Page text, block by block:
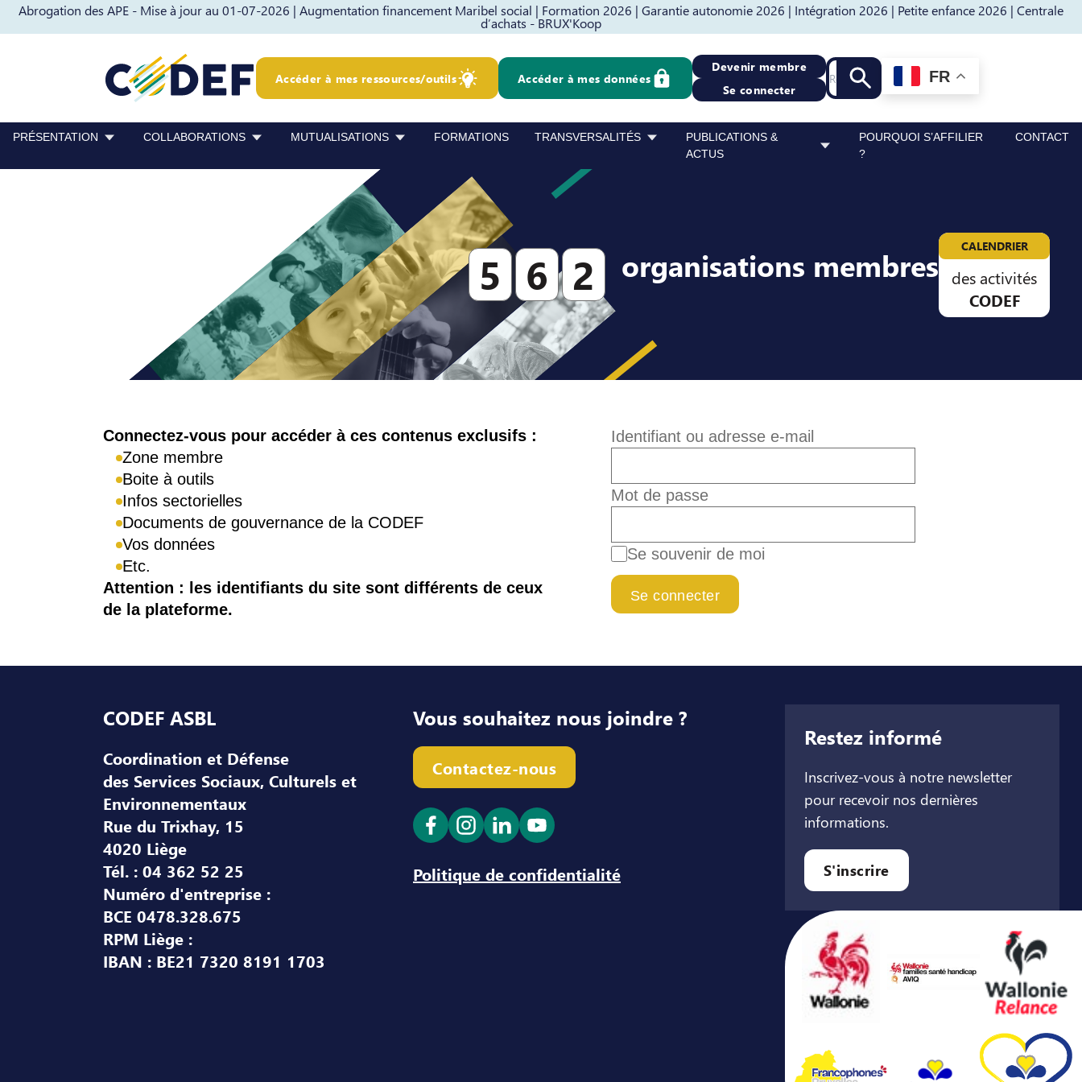
Abrogation des APE - Mise à jour au 01-07-2026 | Augmentation financement Maribel social | Formation 2026 | Garantie autonomie 2026 | Intégration 2026 | Petite enfance 2026 | Centrale
d’achats - BRUX'Koop
Passer au contenu Passer au pied de page
Accéder à mes ressources/outils Accéder à mes données
Devenir membre
Se connecter
Recherche
Lancer la recherche
FR
PRÉSENTATION COLLABORATIONS MUTUALISATIONS FORMATIONS TRANSVERSALITÉS
PUBLICATIONS &
ACTUS
POURQUOI S’AFFILIER
?
CONTACT
5 6 2 organisations membres CALENDRIER
des activités
CODEF
Connexion
Connectez-vous pour accéder à ces contenus exclusifs :
Zone membre
Boite à outils
Infos sectorielles
Documents de gouvernance de la CODEF
Vos données
Etc.
Attention : les identifiants du site sont différents de ceux
de la plateforme.
Identifiant ou adresse e-mail
Mot de passe
Se souvenir de moi
Pied de page
CODEF ASBL
Coordination et Défense
des Services Sociaux, Culturels et
Environnementaux
Rue du Trixhay, 15
4020 Liège
Tél. : 04 362 52 25
Numéro d'entreprise :
BCE 0478.328.675
RPM Liège :
IBAN : BE21 7320 8191 1703
Vous souhaitez nous joindre ?
Contactez-nous
Ouvrir le lien dans un nouvel onglet
Ouvrir le lien dans un nouvel onglet
Ouvrir le lien dans un nouvel onglet
Ouvrir le lien dans un nouvel onglet
Politique de confidentialité
Restez informé
Inscrivez-vous à notre newsletter
pour recevoir nos dernières
informations.
S'inscrire
Avec le soutien de ...